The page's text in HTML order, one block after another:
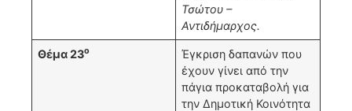
Τσώτου –
Αντιδήμαρχος.
Θέμα 23ο
Έγκριση δαπανών που
έχουν γίνει από την
πάγια προκαταβολή για
την Δημοτική Κοινότητα